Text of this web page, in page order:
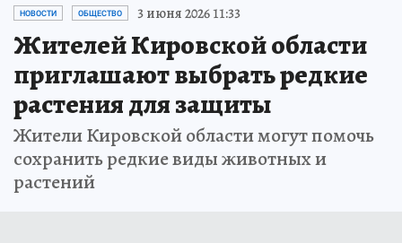
НОВОСТИ ОБЩЕСТВО 3 июня 2026 11:33
Жителей Кировской области
приглашают выбрать редкие
растения для защиты
Жители Кировской области могут помочь
сохранить редкие виды животных и
растений